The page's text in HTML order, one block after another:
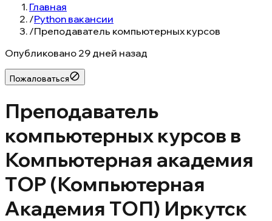
Главная
/Python вакансии
/Преподаватель компьютерных курсов
Опубликовано 29 дней назад
Пожаловаться
Преподаватель
компьютерных курсов в
Компьютерная академия
TOP (Компьютерная
Академия ТОП) Иркутск